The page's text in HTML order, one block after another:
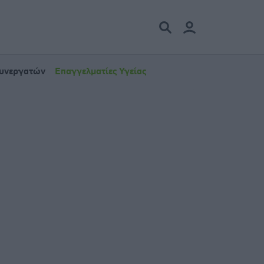
Επαγγελματίες Υγείας